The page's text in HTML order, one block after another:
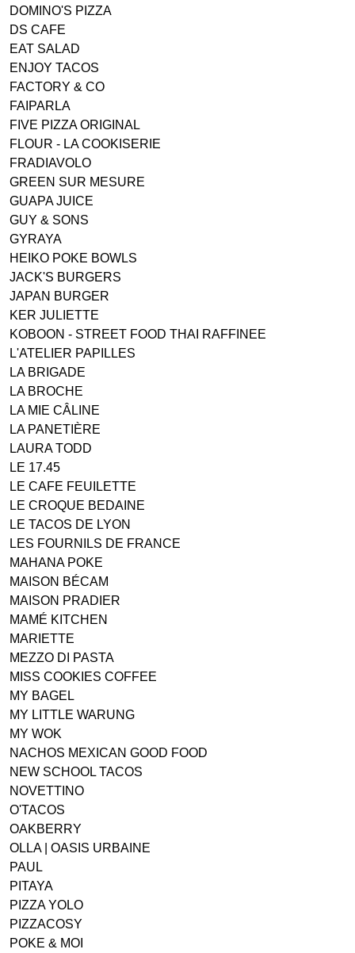
DOMINO'S PIZZA
DS CAFE
EAT SALAD
ENJOY TACOS
FACTORY & CO
FAIPARLA
FIVE PIZZA ORIGINAL
FLOUR - LA COOKISERIE
FRADIAVOLO
GREEN SUR MESURE
GUAPA JUICE
GUY & SONS
GYRAYA
HEIKO POKE BOWLS
JACK'S BURGERS
JAPAN BURGER
KER JULIETTE
KOBOON - STREET FOOD THAI RAFFINEE
L'ATELIER PAPILLES
LA BRIGADE
LA BROCHE
LA MIE CÂLINE
LA PANETIÈRE
LAURA TODD
LE 17.45
LE CAFE FEUILETTE
LE CROQUE BEDAINE
LE TACOS DE LYON
LES FOURNILS DE FRANCE
MAHANA POKE
MAISON BÉCAM
MAISON PRADIER
MAMÉ KITCHEN
MARIETTE
MEZZO DI PASTA
MISS COOKIES COFFEE
MY BAGEL
MY LITTLE WARUNG
MY WOK
NACHOS MEXICAN GOOD FOOD
NEW SCHOOL TACOS
NOVETTINO
O'TACOS
OAKBERRY
OLLA | OASIS URBAINE
PAUL
PITAYA
PIZZA YOLO
PIZZACOSY
POKE & MOI